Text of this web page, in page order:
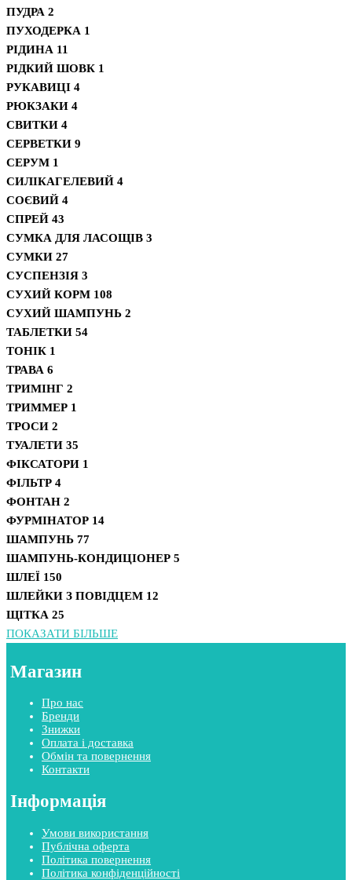
ПУДРА 2
ПУХОДЕРКА 1
РІДИНА 11
РІДКИЙ ШОВК 1
РУКАВИЦІ 4
РЮКЗАКИ 4
СВИТКИ 4
СЕРВЕТКИ 9
СЕРУМ 1
СИЛІКАГЕЛЕВИЙ 4
СОЄВИЙ 4
СПРЕЙ 43
СУМКА ДЛЯ ЛАСОЩІВ 3
СУМКИ 27
СУСПЕНЗІЯ 3
СУХИЙ КОРМ 108
СУХИЙ ШАМПУНЬ 2
ТАБЛЕТКИ 54
ТОНІК 1
ТРАВА 6
ТРИМІНГ 2
ТРИММЕР 1
ТРОСИ 2
ТУАЛЕТИ 35
ФІКСАТОРИ 1
ФІЛЬТР 4
ФОНТАН 2
ФУРМІНАТОР 14
ШАМПУНЬ 77
ШАМПУНЬ-КОНДИЦІОНЕР 5
ШЛЕЇ 150
ШЛЕЙКИ З ПОВІДЦЕМ 12
ЩІТКА 25
ПОКАЗАТИ БІЛЬШЕ
Магазин
Про нас
Бренди
Знижки
Оплата і доставка
Обмін та повернення
Контакти
Інформація
Умови використання
Публічна оферта
Політика повернення
Політика конфіденційності